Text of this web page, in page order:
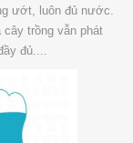
ướt, luôn đủ nước.
trồng vẫn phát
đủ....